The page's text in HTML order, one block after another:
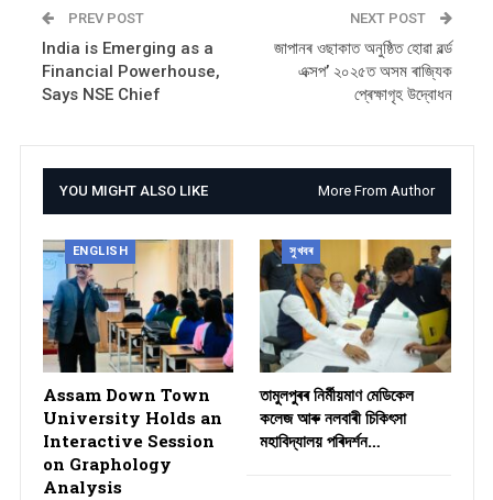
PREV POST
India is Emerging as a
Financial Powerhouse,
Says NSE Chief
NEXT POST
জাপানৰ ওছাকাত অনুষ্ঠিত হোৱা ৱৰ্ল্ড
এক্সপ’ ২০২৫ত অসম ৰাজ্যিক
প্ৰেক্ষাগৃহ উদ্বোধন
YOU MIGHT ALSO LIKE More From Author
ENGLISH
Assam Down Town
University Holds an
Interactive Session
on Graphology
Analysis
সুখবৰ
তামুলপুৰৰ নিৰ্মীয়মাণ মেডিকেল
কলেজ আৰু নলবাৰী চিকিৎসা
মহাবিদ্যালয় পৰিদৰ্শন…